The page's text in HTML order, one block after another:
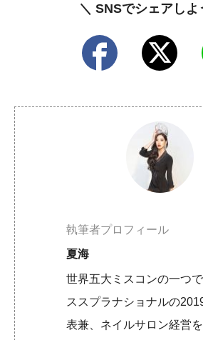
＼ SNSでシェアしよ
執筆者プロフィール
夏海
世界五大ミスコンの一つ
ススプラナショナルの
表兼、ネイルサロン経営